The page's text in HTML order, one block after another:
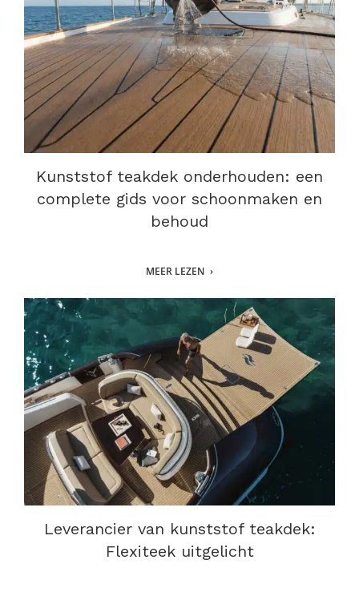
Kunststof teakdek onderhouden: een
complete gids voor schoonmaken en
behoud
MEER LEZEN
Leverancier van kunststof teakdek:
Flexiteek uitgelicht